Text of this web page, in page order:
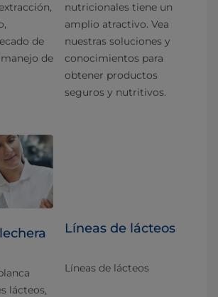
de
de
nutricionales tiene un
amplio atractivo. Vea
nuestras soluciones y
conocimientos para
obtener productos
seguros y nutritivos.
lácteos,
Líneas de lácteos
Líneas de lácteos